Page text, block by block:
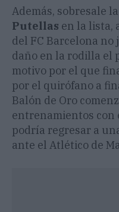
Además, sobresale
Putellas en la lista,
del FC Barcelona no
daño en la rodilla el
motivo por el que
por el quirófano a
Balón de Oro
entrenamientos con
podría regresar a
ante el Atlético de